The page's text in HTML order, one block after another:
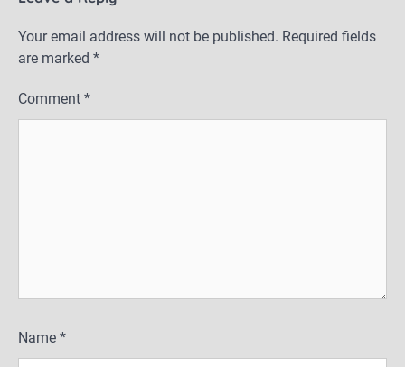
b
o
k
d
o
Your email address will not be published. Required fields
are marked *
Comment *
Name *